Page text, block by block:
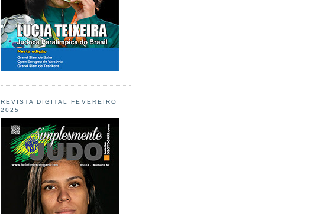
REVISTA DIGITAL FEVEREIRO
2025